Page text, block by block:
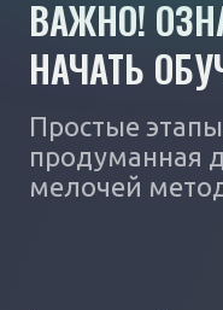
ВАЖНО!
НАЧАТЬ
Простые
продуманная
мелочей